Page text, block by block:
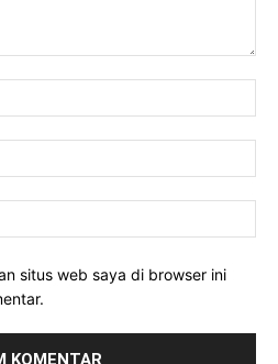
situs web saya di browser ini